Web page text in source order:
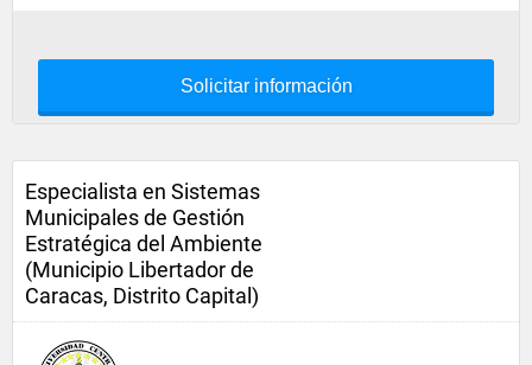
Solicitar información
Especialista en Sistemas
Municipales de Gestión
Estratégica del Ambiente
(Municipio Libertador de
Caracas, Distrito Capital)